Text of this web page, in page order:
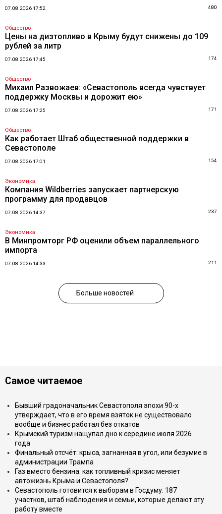
07.08.2026 17:52 480
Общество
Цены на дизтопливо в Крыму будут снижены до 109
рублей за литр
07.08.2026 17:45 174
Общество
Михаил Развожаев: «Севастополь всегда чувствует
поддержку Москвы и дорожит ею»
07.08.2026 17:25 171
Общество
Как работает Штаб общественной поддержки в
Севастополе
07.08.2026 17:01 154
Экономика
Компания Wildberries запускает партнерскую
программу для продавцов
07.08.2026 14:37 237
Экономика
В Минпромторг РФ оценили объем параллельного
импорта
07.08.2026 14:33 211
Больше новостей
Самое читаемое
Бывший градоначальник Севастополя эпохи 90-х
утверждает, что в его время взяток не существовало
вообще и бизнес работал без откатов
Крымский туризм нащупал дно к середине июля 2026
года
Финальный отсчёт: крыса, загнанная в угол, или безумие в
администрации Трампа
Газ вместо бензина: как топливный кризис меняет
автожизнь Крыма и Севастополя?
Севастополь готовится к выборам в Госдуму: 187
участков, штаб наблюдения и семьи, которые делают эту
работу вместе